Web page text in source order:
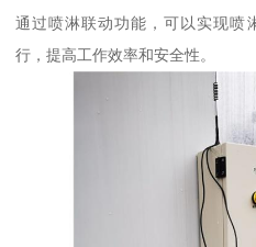
通过喷淋联动功能，可以实现喷
行，提高工作效率和安全性。